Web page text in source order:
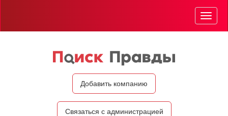
Добавить компанию
Связаться с администрацией
Меню